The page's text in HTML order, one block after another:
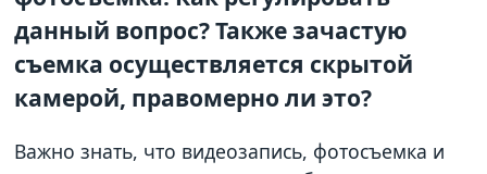
данный вопрос? Также зачастую
съемка осуществляется скрытой
камерой, правомерно ли это?
Важно знать, что видеозапись, фотосъемка и